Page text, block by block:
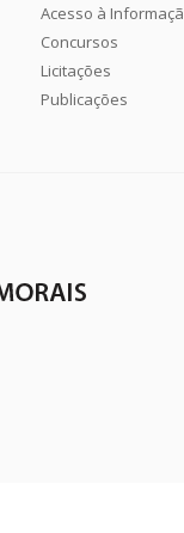
Acesso à
Concursos
Licitações
Publicações